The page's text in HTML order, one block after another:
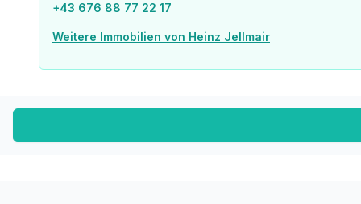
+43 676 88 77 22 17
Weitere Immobilien von Heinz Jellmair